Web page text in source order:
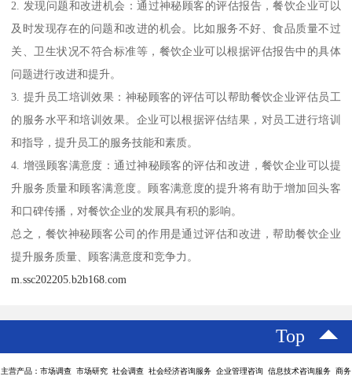
2. 发现问题和改进机会：通过神秘顾客的评估报告，餐饮企业可以
及时发现存在的问题和改进的机会。比如服务不好、食品质量不过
关、卫生状况不符合标准等，餐饮企业可以根据评估报告中的具体
问题进行改进和提升。
3. 提升员工培训效果：神秘顾客的评估可以帮助餐饮企业评估员工
的服务水平和培训效果。企业可以根据评估结果，对员工进行培训
和指导，提升员工的服务技能和素质。
4. 增强顾客满意度：通过神秘顾客的评估和改进，餐饮企业可以提
升服务质量和顾客满意度。顾客满意度的提升将有助于增加回头客
和口碑传播，对餐饮企业的发展具有积的影响。
总之，餐饮神秘顾客公司的作用是通过评估和改进，帮助餐饮企业
提升服务质量、顾客满意度和竞争力。
m.ssc202205.b2b168.com
Top
主营产品：市场调查 市场研究 社会调查 社会经济咨询服务 企业管理咨询 信息技术咨询服务 商务